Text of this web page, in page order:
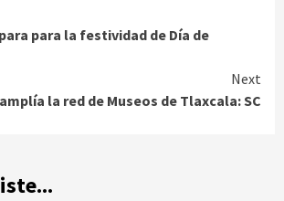
para la festividad de Día de
Next
la red de Museos de Tlaxcala: SC